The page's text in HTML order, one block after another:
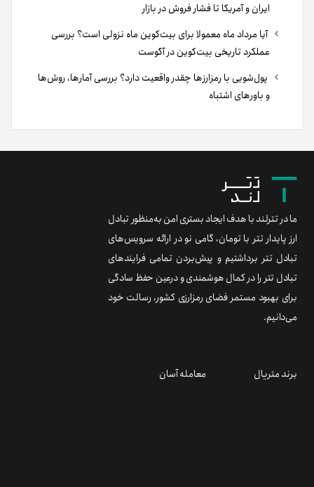
ایران و آمریکا تا فشار فروش در بازار
آیا مرداد ماه معمولا برای بیت‌کوین ماه نزولی است؟ بررسی
عملکرد تاریخی بیت‌کوین در آگوست
پول‌شویی با رمزارزها چقدر واقعیت دارد؟ بررسی آمارها، روش‌ها
و باورهای اشتباه
ما در تترلند با هدف ایجاد بستری امن به‌منظور تبادل
ارز پایدار تتر با تومان، گامی نو در ارائه سرویس‌های
تبادل تتر برداشتیم و پیش‌بردن تمامی فرایندهای
تبادل تتر را در کمال هوشمندی و درعین حفظ سادگی
برای بهبود مستمر فضای رمزارزی کشور، رسالت خود
می‌دانیم.
برند متریال معامله آسان